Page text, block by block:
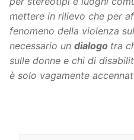
mettere in rilievo che per
fenomeno della violenza
necessario un dialogo tra
sulle donne e chi di
è solo vagamente